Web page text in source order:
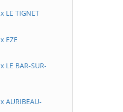
TIGNET
EZE
BAR-SUR-